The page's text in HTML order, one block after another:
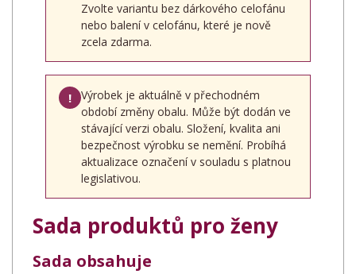
Zvolte variantu bez dárkového celofánu
nebo balení v celofánu, které je nově
zcela zdarma.
!
Výrobek je aktuálně v přechodném
období změny obalu. Může být dodán ve
stávající verzi obalu. Složení, kvalita ani
bezpečnost výrobku se nemění. Probíhá
aktualizace označení v souladu s platnou
legislativou.
Sada produktů pro ženy
Sada obsahuje